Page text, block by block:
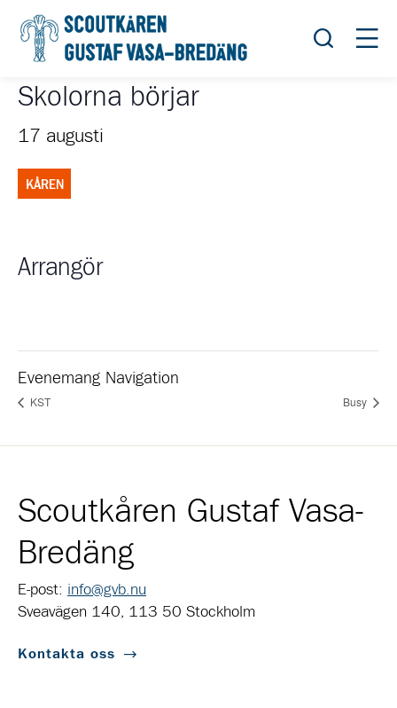
Öppna
Skolorna börjar
17 augusti
KÅREN
Arrangör
Evenemang Navigation
KST Busy
Scoutkåren Gustaf Vasa-
Bredäng
E-post: info@gvb.nu
Sveavägen 140, 113 50 Stockholm
Kontakta oss